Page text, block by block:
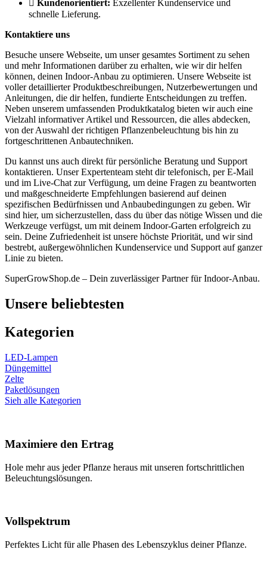
Kundenorientiert: Exzellenter Kundenservice und
schnelle Lieferung.
Kontaktiere uns
Besuche unsere Webseite, um unser gesamtes Sortiment zu sehen
und mehr Informationen darüber zu erhalten, wie wir dir helfen
können, deinen Indoor-Anbau zu optimieren. Unsere Webseite ist
voller detaillierter Produktbeschreibungen, Nutzerbewertungen und
Anleitungen, die dir helfen, fundierte Entscheidungen zu treffen.
Neben unserem umfassenden Produktkatalog bieten wir auch eine
Vielzahl informativer Artikel und Ressourcen, die alles abdecken,
von der Auswahl der richtigen Pflanzenbeleuchtung bis hin zu
fortgeschrittenen Anbautechniken.
Du kannst uns auch direkt für persönliche Beratung und Support
kontaktieren. Unser Expertenteam steht dir telefonisch, per E-Mail
und im Live-Chat zur Verfügung, um deine Fragen zu beantworten
und maßgeschneiderte Empfehlungen basierend auf deinen
spezifischen Bedürfnissen und Anbaubedingungen zu geben. Wir
sind hier, um sicherzustellen, dass du über das nötige Wissen und die
Werkzeuge verfügst, um mit deinem Indoor-Garten erfolgreich zu
sein. Deine Zufriedenheit ist unsere höchste Priorität, und wir sind
bestrebt, außergewöhnlichen Kundenservice und Support auf ganzer
Linie zu bieten.
SuperGrowShop.de – Dein zuverlässiger Partner für Indoor-Anbau.
Unsere beliebtesten
Kategorien
LED-Lampen
Düngemittel
Zelte
Paketlösungen
Sieh alle Kategorien
Maximiere den Ertrag
Hole mehr aus jeder Pflanze heraus mit unseren fortschrittlichen
Beleuchtungslösungen.
Vollspektrum
Perfektes Licht für alle Phasen des Lebenszyklus deiner Pflanze.